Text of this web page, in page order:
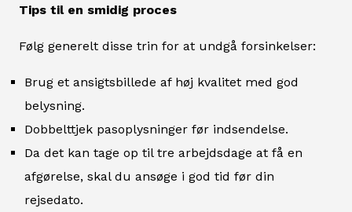
Tips til en smidig proces
Følg generelt disse trin for at undgå forsinkelser:
Brug et ansigtsbillede af høj kvalitet med god
belysning.
Dobbelttjek pasoplysninger før indsendelse.
Da det kan tage op til tre arbejdsdage at få en
afgørelse, skal du ansøge i god tid før din
rejsedato.